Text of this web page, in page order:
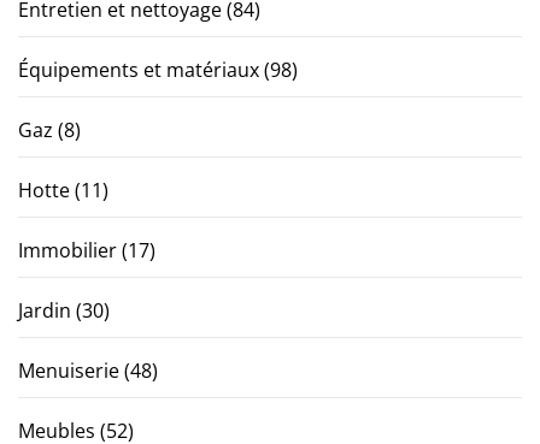
Entretien et nettoyage(84)
Équipements et matériaux(98)
Gaz (8)
Hotte(11)
Immobilier(17)
Jardin (30)
Menuiserie(48)
Meubles (52)